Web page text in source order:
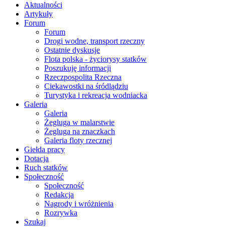
Aktualności
Artykuły
Forum
Forum
Drogi wodne, transport rzeczny
Ostatnie dyskusje
Flota polska - życiorysy statków
Poszukuję informacji
Rzeczpospolita Rzeczna
Ciekawostki na śródlądziu
Turystyka i rekreacja wodniacka
Galeria
Galeria
Żegluga w malarstwie
Żegluga na znaczkach
Galeria floty rzecznej
Giełda pracy
Dotacja
Ruch statków
Społeczność
Społeczność
Redakcja
Nagrody i wróżnienia
Rozrywka
Szukaj